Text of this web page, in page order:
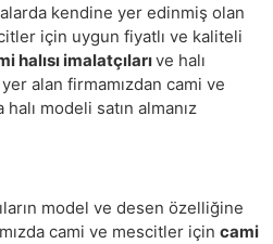
kendine yer edinmiş olan
için uygun fiyatlı ve kaliteli
halısı imalatçılarıve halı
yer alan firmamızdan cami ve
modeli satın almanız
model ve desen özelliğine
cami ve mescitler için cami